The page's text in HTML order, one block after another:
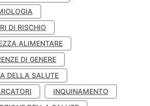
DI RISCHIO
ALIMENTARE
DI GENERE
DELLA SALUTE
INQUINAMENTO